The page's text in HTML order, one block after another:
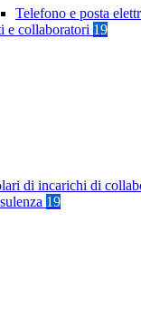
Telefono e posta
e collaboratori 19
di incarichi di
19